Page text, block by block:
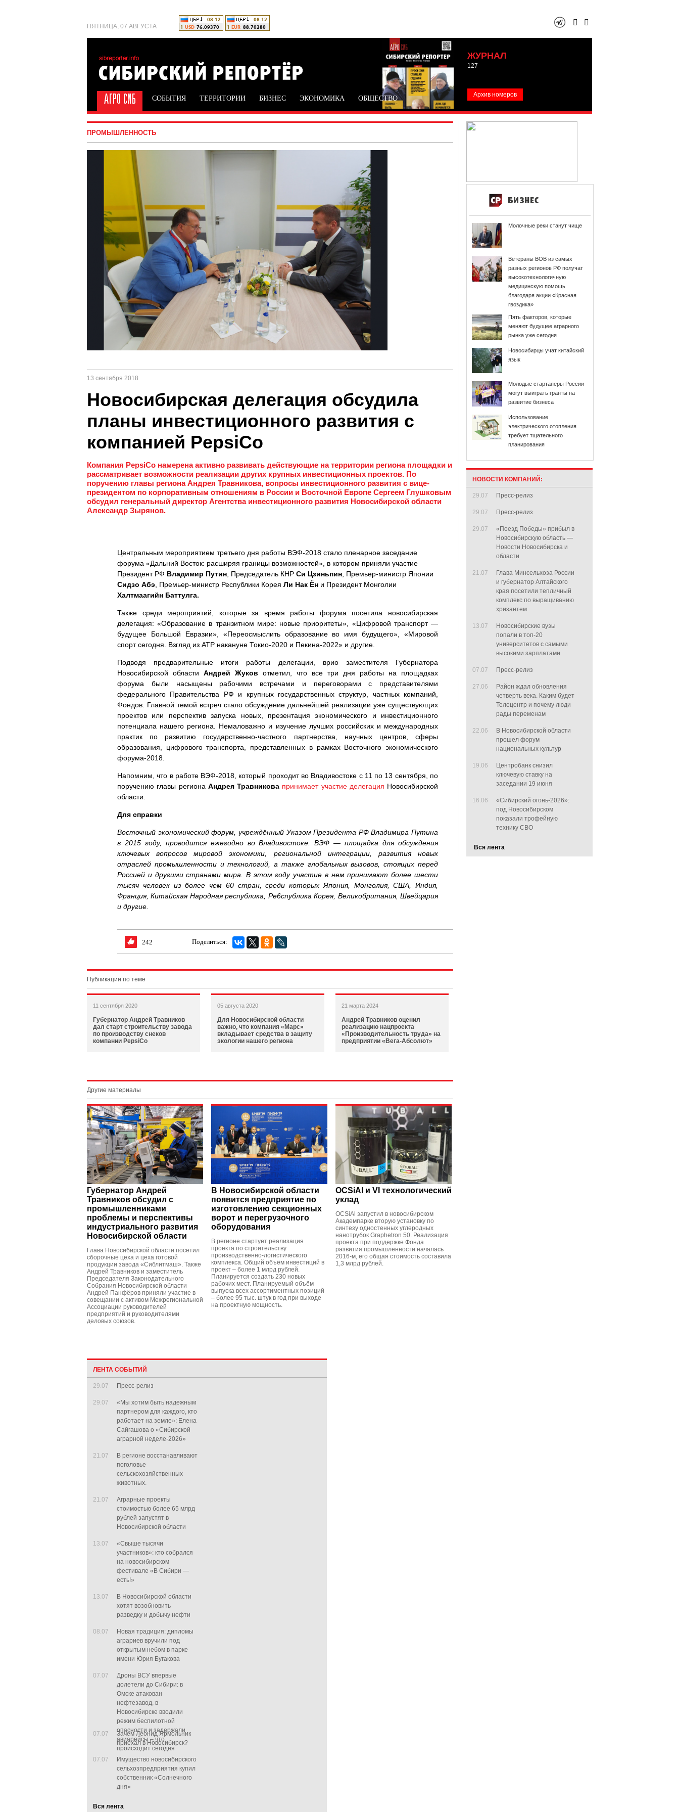
ПЯТНИЦА, 07 АВГУСТА
ЖУРНАЛ
127
Архив номеров
СОБЫТИЯ ТЕРРИТОРИИ БИЗНЕС ЭКОНОМИКА ОБЩЕСТВО
ПРОМЫШЛЕННОСТЬ
13 сентября 2018
Новосибирская делегация обсудила
планы инвестиционного развития с
компанией PepsiCo
Компания PepsiCo намерена активно развивать действующие на территории региона площадки и
рассматривает возможности реализации других крупных инвестиционных проектов. По
поручению главы региона Андрея Травникова, вопросы инвестиционного развития с вице-
президентом по корпоративным отношениям в России и Восточной Европе Сергеем Глушковым
обсудил генеральный директор Агентства инвестиционного развития Новосибирской области
Александр Зырянов.
Центральным мероприятием третьего дня работы ВЭФ-2018 стало пленарное заседание
форума «Дальний Восток: расширяя границы возможностей», в котором приняли участие
Президент РФ Владимир Путин , Председатель КНР Си Цзиньпин , Премьер-министр Японии
Сидзо Абэ , Премьер-министр Республики Корея Ли Нак Ён и Президент Монголии
Халтмаагийн Баттулга.
Также среди мероприятий, которые за время работы форума посетила новосибирская
делегация: «Образование в транзитном мире: новые приоритеты», «Цифровой транспорт —
будущее Большой Евразии», «Переосмыслить образование во имя будущего», «Мировой
спорт сегодня. Взгляд из АТР накануне Токио-2020 и Пекина-2022» и другие.
Подводя предварительные итоги работы делегации, врио заместителя Губернатора
Новосибирской области Андрей Жуков отметил, что все три дня работы на площадках
форума были насыщены рабочими встречами и переговорами с представителями
федерального Правительства РФ и крупных государственных структур, частных компаний,
Фондов. Главной темой встреч стало обсуждение дальнейшей реализации уже существующих
проектов или перспектив запуска новых, презентация экономического и инвестиционного
потенциала нашего региона. Немаловажно и изучение лучших российских и международных
практик по развитию государственно-частного партнерства, научных центров, сферы
образования, цифрового транспорта, представленных в рамках Восточного экономического
форума-2018.
Напомним, что в работе ВЭФ-2018, который проходит во Владивостоке с 11 по 13 сентября, по
поручению главы региона Андрея Травникова принимает участие делегация Новосибирской
области.
Для справки
Восточный экономический форум, учреждённый Указом Президента РФ Владимира Путина
в 2015 году, проводится ежегодно во Владивостоке. ВЭФ — площадка для обсуждения
ключевых вопросов мировой экономики, региональной интеграции, развития новых
отраслей промышленности и технологий, а также глобальных вызовов, стоящих перед
Россией и другими странами мира. В этом году участие в нем принимают более шести
тысяч человек из более чем 60 стран, среди которых Япония, Монголия, США, Индия,
Франция, Китайская Народная республика, Ре6спублика Корея, Великобритания, Швейцария
и другие.
242 Поделиться:
Публикации по теме
11 сентября 2020
Губернатор Андрей Травников
дал старт строительству завода
по производству снеков
компании PepsiCo
05 августа 2020
Для Новосибирской области
важно, что компания «Марс»
вкладывает средства в защиту
экологии нашего региона
21 марта 2024
Андрей Травников оценил
реализацию нацпроекта
«Производительность труда» на
предприятии «Вега-Абсолют»
Другие материалы
Губернатор Андрей
Травников обсудил с
промышленниками
проблемы и перспективы
индустриального развития
Новосибирской области
Глава Новосибирской области посетил
сборочные цеха и цеха готовой
продукции завода «Сиблитмаш». Также
Андрей Травников и заместитель
Председателя Законодательного
Собрания Новосибирской области
Андрей Панфёров приняли участие в
совещании с активом Межрегиональной
Ассоциации руководителей
предприятий и руководителями
деловых союзов.
В Новосибирской области
появится предприятие по
изготовлению секционных
ворот и перегрузочного
оборудования
В регионе стартует реализация
проекта по строительству
производственно-логистического
комплекса. Общий объём инвестиций в
проект – более 1 млрд рублей.
Планируется создать 230 новых
рабочих мест. Планируемый объём
выпуска всех ассортиментных позиций
– более 95 тыс. штук в год при выходе
на проектную мощность.
OCSiAl и VI технологический
уклад
OCSiAl запустил в новосибирском
Академпарке вторую установку по
синтезу одностенных углеродных
нанотрубок Graphetron 50. Реализация
проекта при поддержке Фонда
развития промышленности началась
2016-м, его общая стоимость составила
1,3 млрд рублей.
ЛЕНТА СОБЫТИЙ
29.07 Пресс-релиз
29.07
«Мы хотим быть надежным
партнером для каждого, кто
работает на земле»: Елена
Сайгашова о «Сибирской
аграрной неделе-2026»
21.07
В регионе восстанавливают
поголовье
сельскохозяйственных
животных.
21.07
Аграрные проекты
стоимостью более 65 млрд
рублей запустят в
Новосибирской области
13.07
«Свыше тысячи
участников»: кто собрался
на новосибирском
фестивале «В Сибири —
есть!»
13.07
В Новосибирской области
хотят возобновить
разведку и добычу нефти
08.07
Новая традиция: дипломы
аграриев вручили под
открытым небом в парке
имени Юрия Бугакова
07.07
Дроны ВСУ впервые
долетели до Сибири: в
Омске атакован
нефтезавод, в
Новосибирске вводили
режим беспилотной
опасности и задержали
авиарейсы – что
происходит сегодня
07.07
Зачем Леонид Ярмольник
приехал в Новосибирск?
07.07
Имущество новосибирского
сельхозпредприятия купил
собственник «Солнечного
дня»
Вся лента
Молочные реки станут чище
Ветераны ВОВ из самых
разных регионов РФ получат
высокотехнологичную
медицинскую помощь
благодаря акции «Красная
гвоздика»
Пять факторов, которые
меняют будущее аграрного
рынка уже сегодня
Новосибирцы учат китайский
язык
Молодые стартаперы России
могут выиграть гранты на
развитие бизнеса
Использование
электрического отопления
требует тщательного
планирования
НОВОСТИ КОМПАНИЙ:
29.07 Пресс-релиз
29.07 Пресс-релиз
29.07
«Поезд Победы» прибыл в
Новосибирскую область —
Новости Новосибирска и
области
21.07
Глава Минсельхоза России
и губернатор Алтайского
края посетили тепличный
комплекс по выращиванию
хризантем
13.07
Новосибирские вузы
попали в топ-20
университетов с самыми
высокими зарплатами
07.07 Пресс-релиз
27.06
Район ждал обновления
четверть века. Каким будет
Телецентр и почему люди
рады переменам
22.06
В Новосибирской области
прошел форум
национальных культур
19.06
Центробанк снизил
ключевую ставку на
заседании 19 июня
16.06
«Сибирский огонь-2026»:
под Новосибирском
показали трофейную
технику СВО
Вся лента